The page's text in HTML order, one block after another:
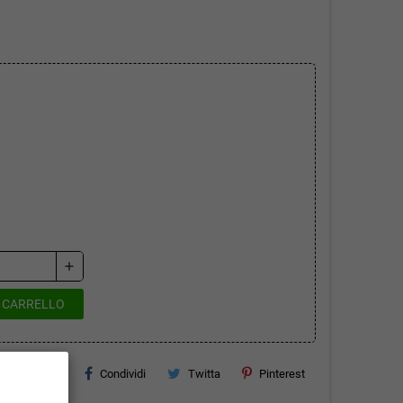
add
Condividi Twitta Pinterest